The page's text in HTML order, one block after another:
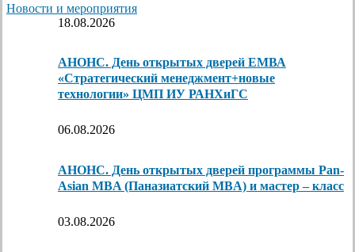
Новости и мероприятия
18.08.2026
АНОНС. День открытых дверей ЕМВА
«Стратегический менеджмент+новые
технологии» ЦМП ИУ РАНХиГС
06.08.2026
АНОНС. День открытых дверей программы Pan-
Asian MBA (Паназиатский MBA) и мастер – класс
03.08.2026